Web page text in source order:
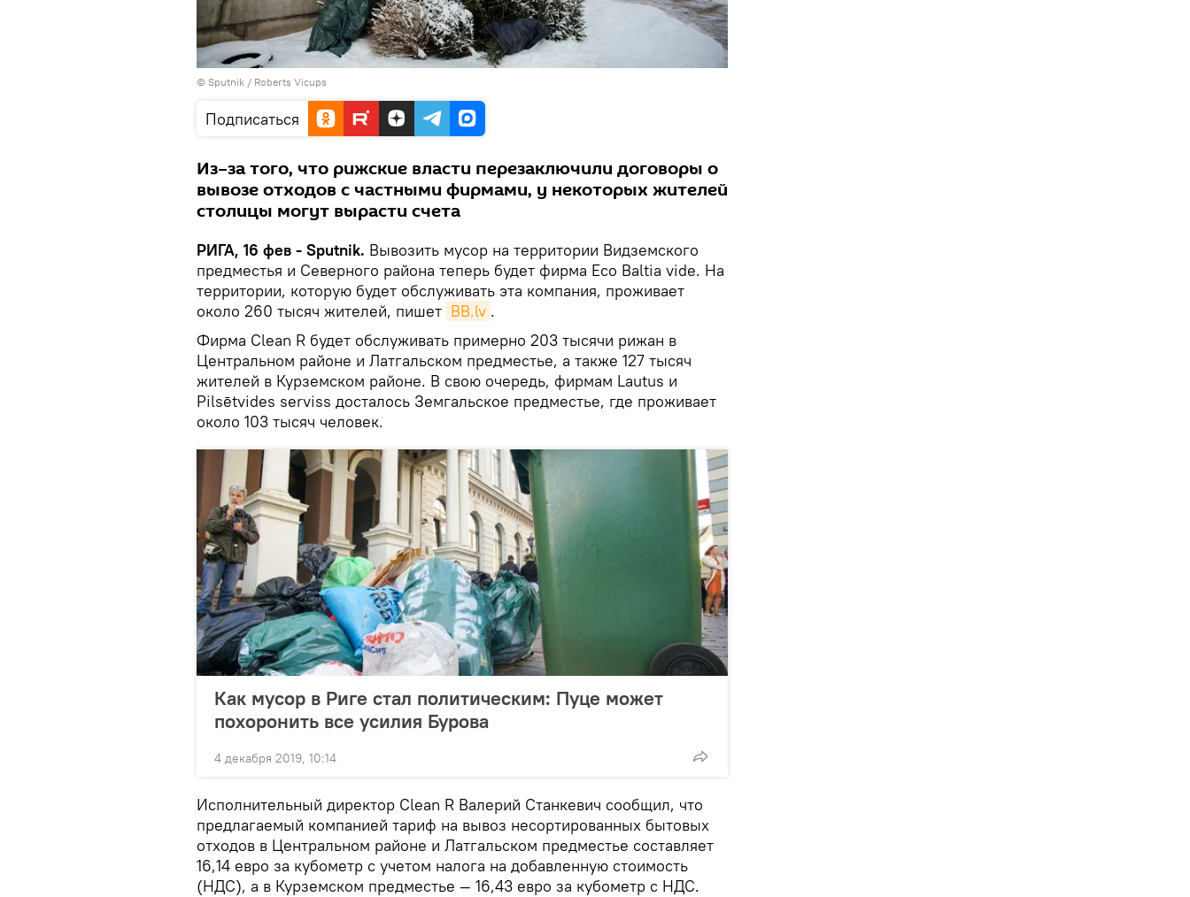
© Sputnik / Roberts Vicups
Подписаться
Из–за того, что рижские власти перезаключили договоры о
вывозе отходов с частными фирмами, у некоторых жителей
столицы могут вырасти счета
РИГА, 16 фев - Sputnik. Вывозить мусор на территории Видземского
предместья и Северного района теперь будет фирма Eco Baltia vide. На
территории, которую будет обслуживать эта компания, проживает
около 260 тысяч жителей, пишет BB.lv .
Фирма Clean R будет обслуживать примерно 203 тысячи рижан в
Центральном районе и Латгальском предместье, а также 127 тысяч
жителей в Курземском районе. В свою очередь, фирмам Lautus и
Pilsētvides serviss досталось Земгальское предместье, где проживает
около 103 тысяч человек.
Как мусор в Риге стал политическим: Пуце может
похоронить все усилия Бурова
4 декабря 2019, 10:14
Исполнительный директор Clean R Валерий Станкевич сообщил, что
предлагаемый компанией тариф на вывоз несортированных бытовых
отходов в Центральном районе и Латгальском предместье составляет
16,14 евро за кубометр с учетом налога на добавленную стоимость
(НДС), а в Курземском предместье — 16,43 евро за кубометр с НДС.